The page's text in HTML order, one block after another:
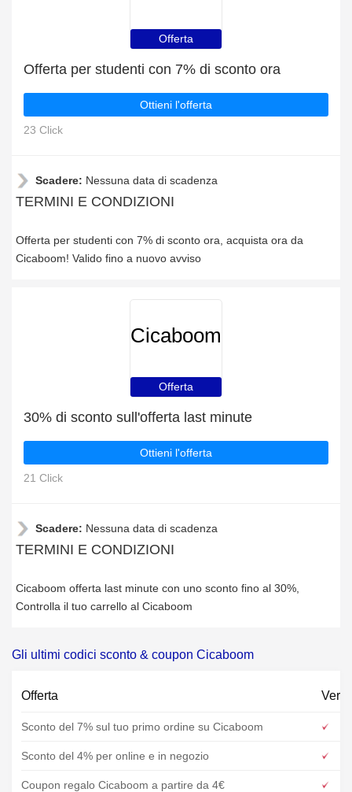
Offerta
Offerta per studenti con 7% di sconto ora
Ottieni l'offerta
23 Click
Scadere: Nessuna data di scadenza
TERMINI E CONDIZIONI
Offerta per studenti con 7% di sconto ora, acquista ora da
Cicaboom! Valido fino a nuovo avviso
Cicaboom
Offerta
30% di sconto sull'offerta last minute
Ottieni l'offerta
21 Click
Scadere: Nessuna data di scadenza
TERMINI E CONDIZIONI
Cicaboom offerta last minute con uno sconto fino al 30%,
Controlla il tuo carrello al Cicaboom
Gli ultimi codici sconto & coupon Cicaboom
Offerta
Sconto del 7% sul tuo primo ordine su Cicaboom
Sconto del 4% per online e in negozio
Coupon regalo Cicaboom a partire da 4€